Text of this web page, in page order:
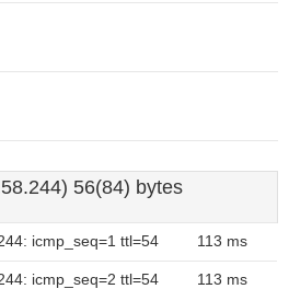
56(84) bytes
icmp_seq=1 ttl=54 113 ms
icmp_seq=2 ttl=54 113 ms